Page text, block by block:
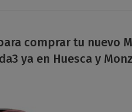
comprar tu nuevo
ya en Huesca y